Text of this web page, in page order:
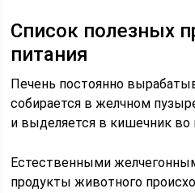
Список полезных
питания
Печень постоянно
собирается в желчном
и выделяется в кишечник во
Естественными
продукты животного